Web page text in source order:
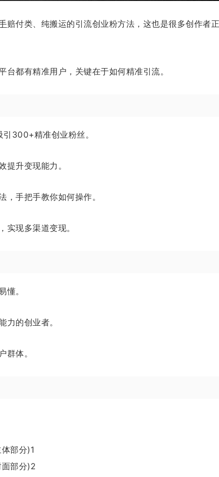
赔付类、纯搬运的引流创业粉方法，这也是很多创作者
都有精准用户，关键在于如何精准引流。
300+精准创业粉丝。
提升变现能力。
，手把手教你如何操作。
实现多渠道变现。
懂。
力的创业者。
群体。
部分)1
部分)2